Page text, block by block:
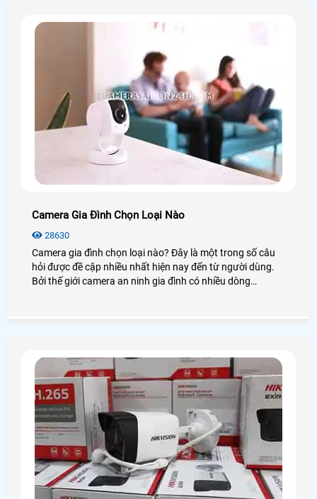
Camera Gia Đình Chọn Loại Nào
28630
Camera gia đình chọn loại nào? Đây là một trong số câu
hỏi được đề cập nhiều nhất hiện nay đến từ người dùng.
Bởi thế giới camera an ninh gia đình có nhiều dòng